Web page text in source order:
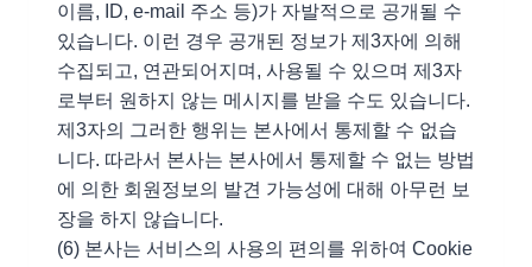
이름, ID, e-mail 주소 등)가 자발적으로 공개될 수
있습니다. 이런 경우 공개된 정보가 제3자에 의해
수집되고, 연관되어지며, 사용될 수 있으며 제3자
로부터 원하지 않는 메시지를 받을 수도 있습니다.
제3자의 그러한 행위는 본사에서 통제할 수 없습
니다. 따라서 본사는 본사에서 통제할 수 없는 방법
에 의한 회원정보의 발견 가능성에 대해 아무런 보
장을 하지 않습니다.
(6) 본사는 서비스의 사용의 편의를 위하여 Cookie